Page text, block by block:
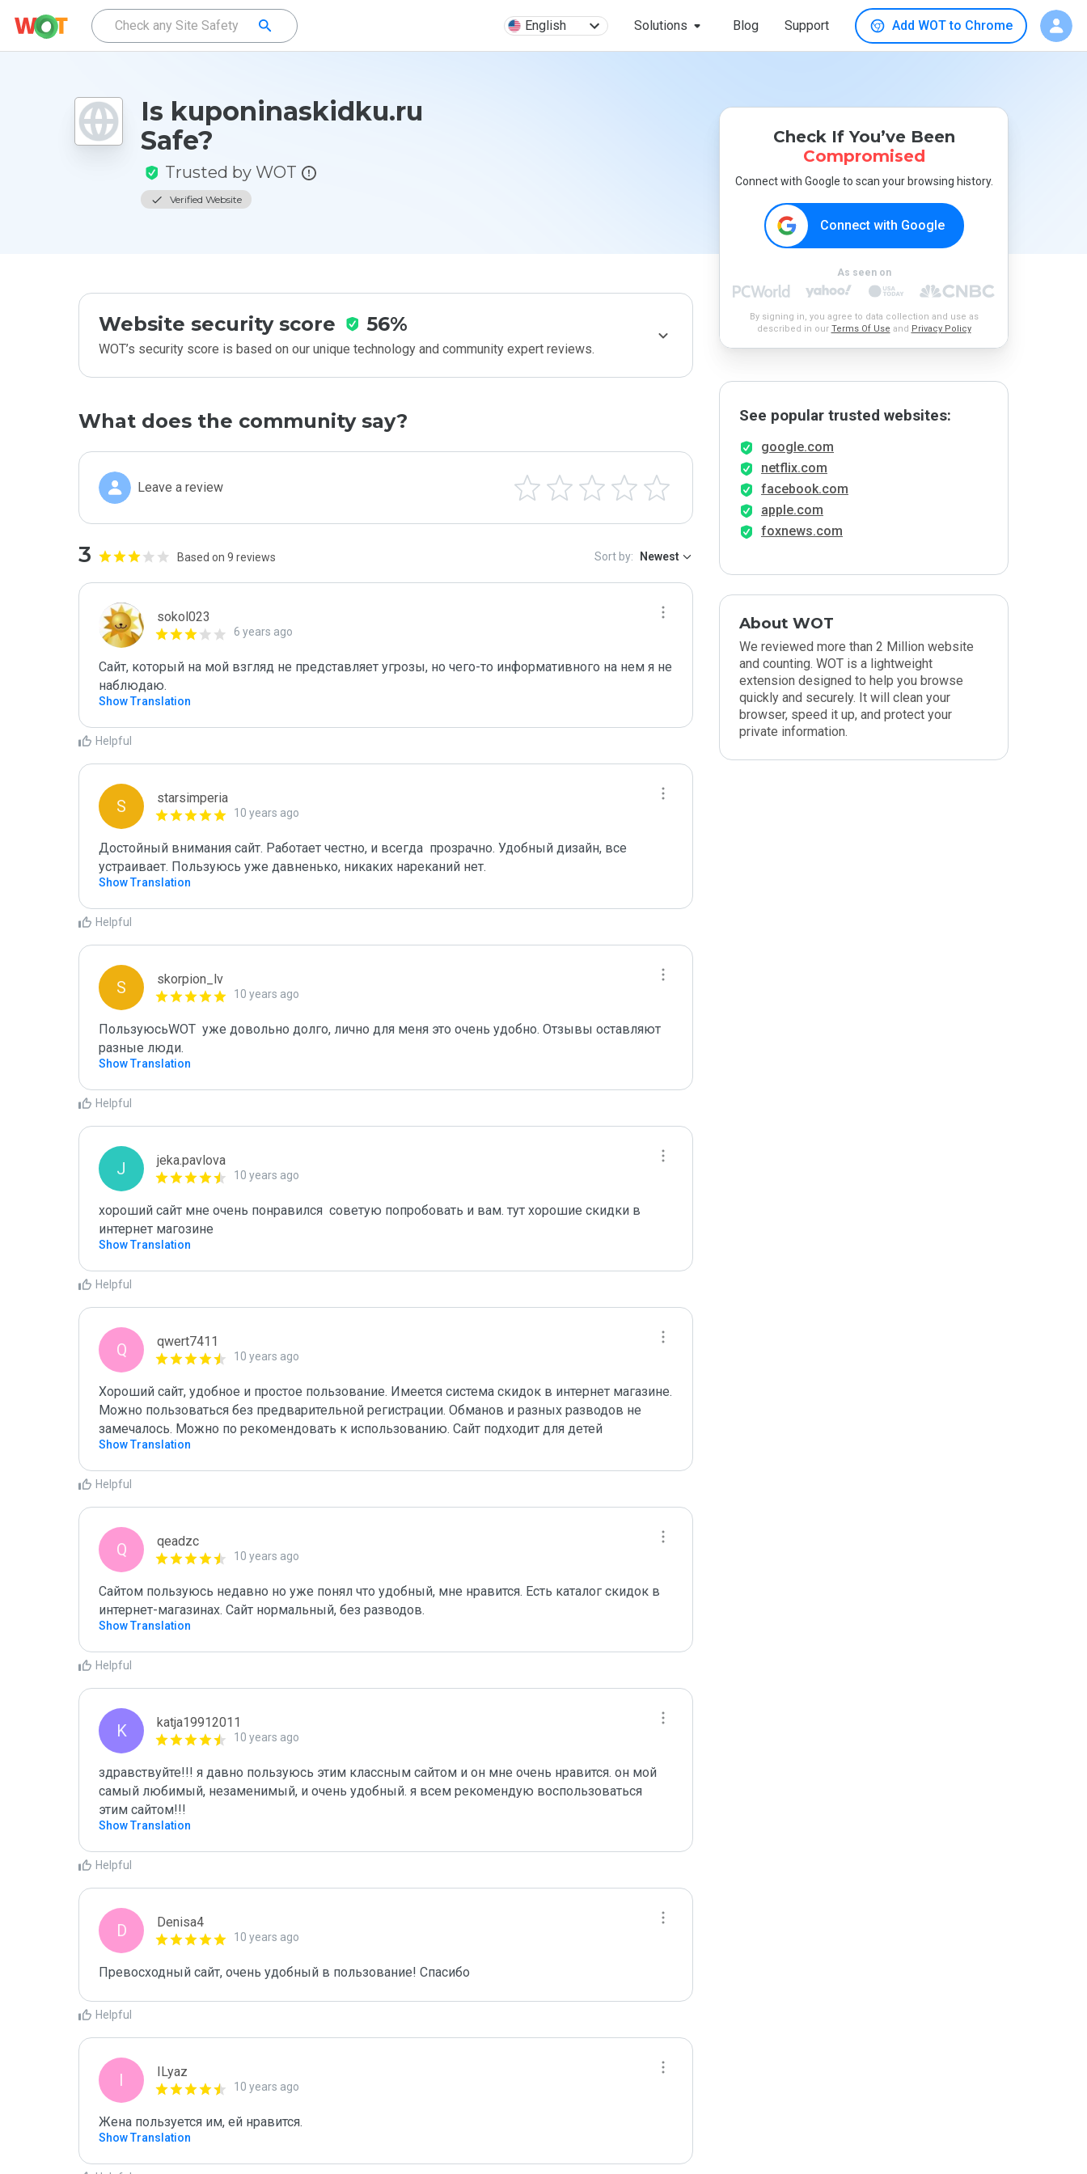
English Solutions Blog Support Add WOT to Chrome
Is kuponinaskidku.ru
Safe?
Trusted by WOT
Verified Website
Website security score 56%
WOT’s security score is based on our unique technology and community expert reviews.
What does the community say?
Leave a review
3 Based on 9 reviews Sort by: Newest
sokol023
6 years ago
Сайт, который на мой взгляд не представляет угрозы, но чего-то информативного на нем я не
наблюдаю.
Show Translation
Helpful
S starsimperia
10 years ago
Достойный внимания сайт. Работает честно, и всегда  прозрачно. Удобный дизайн, все
Show Translation
Helpful
S skorpion_lv
10 years ago
ПользуюсьWOT  уже довольно долго, лично для меня это очень удобно. Отзывы оставляют
разные люди.
Show Translation
Helpful
J jeka.pavlova
10 years ago
хороший сайт мне очень понравился  советую попробовать и вам. тут хорошие скидки в
интернет магозине
Show Translation
Helpful
Q qwert7411
10 years ago
Хороший сайт, удобное и простое пользование. Имеется система скидок в интернет магазине.
Можно пользоваться без предварительной регистрации. Обманов и разных разводов не
замечалось. Можно по рекомендовать к использованию. Сайт подходит для детей
Show Translation
Helpful
Q qeadzc
10 years ago
Сайтом пользуюсь недавно но уже понял что удобный, мне нравится. Есть каталог скидок в
интернет-магазинах. Сайт нормальный, без разводов.
Show Translation
Helpful
K katja19912011
10 years ago
здравствуйте!!! я давно пользуюсь этим классным сайтом и он мне очень нравится. он мой
самый любимый, незаменимый, и очень удобный. я всем рекомендую воспользоваться
этим сайтом!!!
Show Translation
Helpful
D Denisa4
10 years ago
Превосходный сайт, очень удобный в пользование! Спасибо
Helpful
I ILyaz
10 years ago
Жена пользуется им, ей нравится.
Show Translation
Check If You’ve Been
Compromised
Connect with Google to scan your browsing history.
Connect with Google
As seen on
By signing in, you agree to data collection and use as
described in our Terms Of Use and Privacy Policy
See popular trusted websites:
google.com
netflix.com
facebook.com
apple.com
foxnews.com
About WOT
We reviewed more than 2 Million website
and counting. WOT is a lightweight
extension designed to help you browse
quickly and securely. It will clean your
browser, speed it up, and protect your
private information.